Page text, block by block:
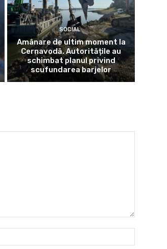
SOCIAL
Amânare de ultim moment la
Cernavodă. Autoritățile au
schimbat planul privind
scufundarea barjelor